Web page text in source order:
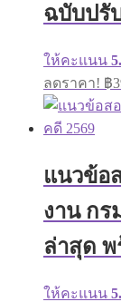
ฉบับปรั
ให้คะแนน
ลดราคา! ฿
แนวข้อ
งาน กร
ล่าสุด พ
ให้คะแนน